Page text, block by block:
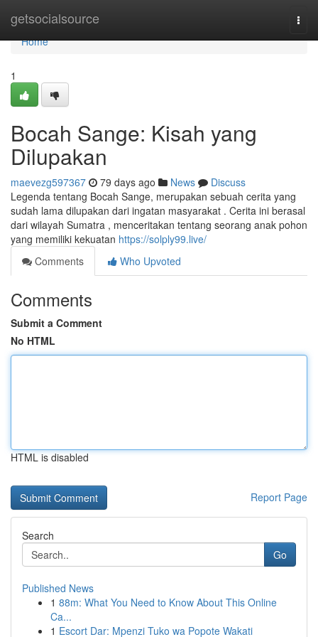
getsocialsource
Home
Home
1
Bocah Sange: Kisah yang
Dilupakan
maevezg597367 79 days ago News
Discuss
Legenda tentang Bocah Sange, merupakan sebuah cerita yang
sudah lama dilupakan dari ingatan masyarakat . Cerita ini berasal
dari wilayah Sumatra , menceritakan tentang seorang anak pohon
yang memiliki kekuatan https://solply99.live/
Comments
Who Upvoted
Comments
Submit a Comment
No HTML
HTML is disabled
Report Page
Search
Go
Published News
1 88m: What You Need to Know About This Online
Ca...
1 Escort Dar: Mpenzi Tuko wa Popote Wakati